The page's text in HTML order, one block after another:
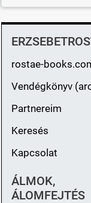
rostae-
Vendégkönyv
Partnereim
Keresés
Kapcsolat
ÁLMOK,
ÁLOMFEJTÉS